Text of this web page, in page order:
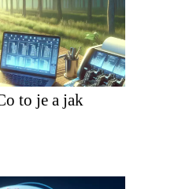
to je a jak